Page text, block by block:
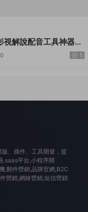
視解說配音工具神器
人
0 5
、插件、工具開發，提
,saas平台,小程序開
,郵件營銷,品牌官網,B2C
營銷,網絡營銷,短信營銷